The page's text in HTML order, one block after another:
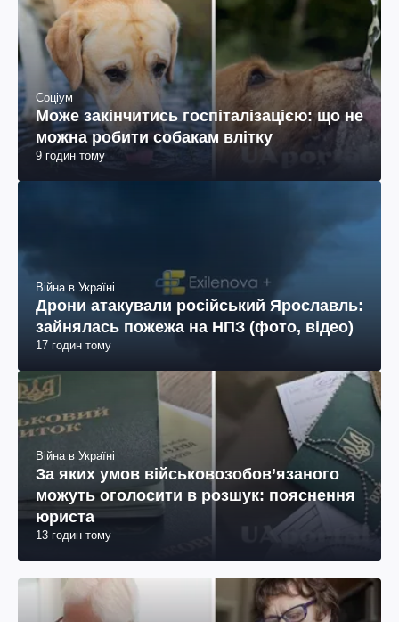
Соціум
Може закінчитись госпіталізацією: що не
можна робити собакам влітку
9 годин тому
Війна в Україні
Дрони атакували російський Ярославль:
зайнялась пожежа на НПЗ (фото, відео)
17 годин тому
Війна в Україні
За яких умов військовозобов’язаного
можуть оголосити в розшук: пояснення
юриста
13 годин тому